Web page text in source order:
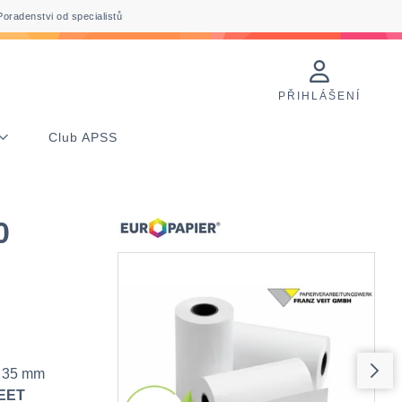
od specialistů
PŘIHLÁŠENÍ
Club APSS
mm